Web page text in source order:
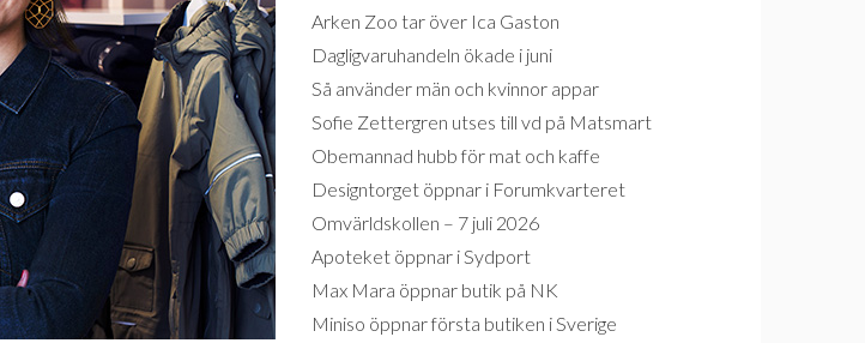
Arken Zoo tar över Ica Gaston
Dagligvaruhandeln ökade i juni
Så använder män och kvinnor appar
Sofie Zettergren utses till vd på Matsmart
Obemannad hubb för mat och kaffe
Designtorget öppnar i Forumkvarteret
Omvärldskollen – 7 juli 2026
Apoteket öppnar i Sydport
Max Mara öppnar butik på NK
Miniso öppnar första butiken i Sverige